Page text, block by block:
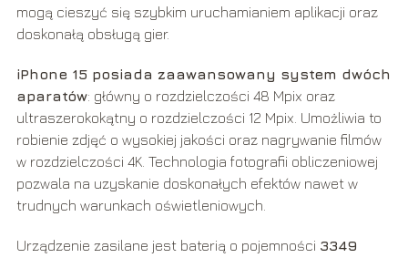
mogą cieszyć się szybkim uruchamianiem aplikacji oraz
doskonałą obsługą gier.
iPhone 15 posiada zaawansowany system dwóch
aparatów: główny o rozdzielczości 48 Mpix oraz
ultraszerokokątny o rozdzielczości 12 Mpix. Umożliwia to
robienie zdjęć o wysokiej jakości oraz nagrywanie filmów
w rozdzielczości 4K. Technologia fotografii obliczeniowej
pozwala na uzyskanie doskonałych efektów nawet w
trudnych warunkach oświetleniowych.
Urządzenie zasilane jest baterią o pojemności 3349